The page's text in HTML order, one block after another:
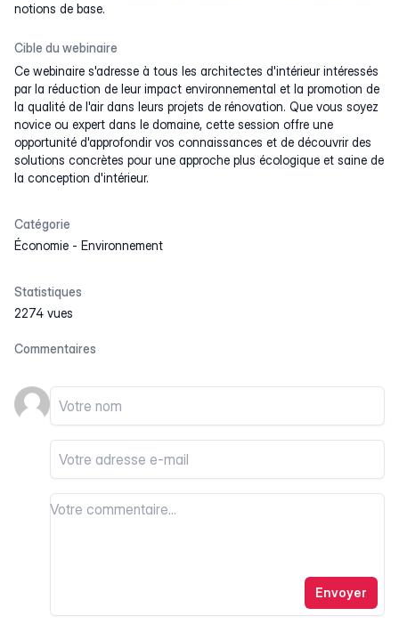
notions de base.
Cible du webinaire
Ce webinaire s'adresse à tous les architectes d'intérieur intéressés
par la réduction de leur impact environnemental et la promotion de
la qualité de l'air dans leurs projets de rénovation. Que vous soyez
novice ou expert dans le domaine, cette session offre une
opportunité d'approfondir vos connaissances et de découvrir des
solutions concrètes pour une approche plus écologique et saine de
la conception d'intérieur.
Catégorie
Économie - Environnement
Statistiques
2274 vues
Commentaires
Votre nom
Votre email
Votre commentaire
Votre commentaire
Envoyer